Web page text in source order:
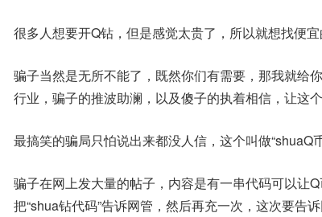
很多人想要开Q钻，但是感觉太贵了，所以就想找便宜
骗子当然是无所不能了，既然你们有需要，那我就给
行业，骗子的推波助澜，以及傻子的执着相信，让这
最搞笑的骗局只怕说出来都没人信，这个叫做“shuaQ
骗子在网上发大量的帖子，内容是有一串代码可以让
把“shua钻代码”告诉网管，然后再充一次，这次要告